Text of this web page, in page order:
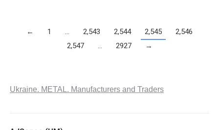
← 1 … 2,543 2,544 2,545
2,546
2,547
… 2927 →
Ukraine. METAL. Manufacturers and Traders